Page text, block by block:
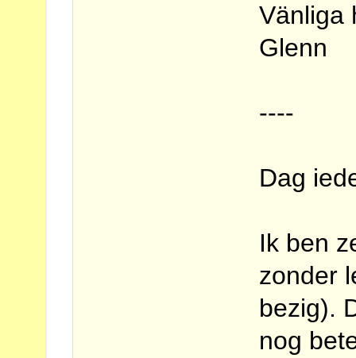
Vänliga
Glenn
----
Dag
Ik ben
zonder
bezig).
nog